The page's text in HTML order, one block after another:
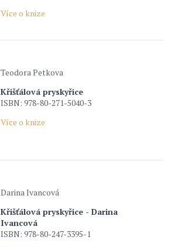
Více o knize
Teodora Petkova
Křišťálová pryskyřice
ISBN: 978-80-271-5040-3
Více o knize
Darina Ivancová
Křišťálová pryskyřice - Darina
Ivancová
ISBN: 978-80-247-3395-1